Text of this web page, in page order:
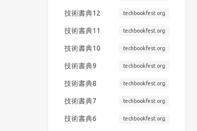
技術書典12 techbookfest.org
技術書典11 techbookfest.org
技術書典10 techbookfest.org
技術書典9 techbookfest.org
技術書典8 techbookfest.org
技術書典7 techbookfest.org
技術書典6 techbookfest.org